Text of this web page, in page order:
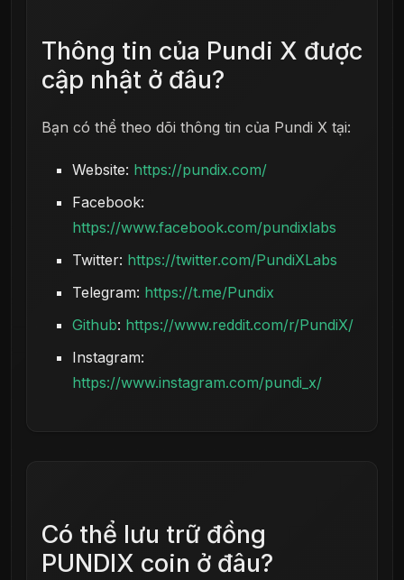
Thông tin của Pundi X được
cập nhật ở đâu?
Bạn có thể theo dõi thông tin của Pundi X tại:
Website: https://pundix.com/
Facebook:
https://www.facebook.com/pundixlabs
Twitter: https://twitter.com/PundiXLabs
Telegram: https://t.me/Pundix
Github: https://www.reddit.com/r/PundiX/
Instagram:
https://www.instagram.com/pundi_x/
Có thể lưu trữ đồng
PUNDIX coin ở đâu?